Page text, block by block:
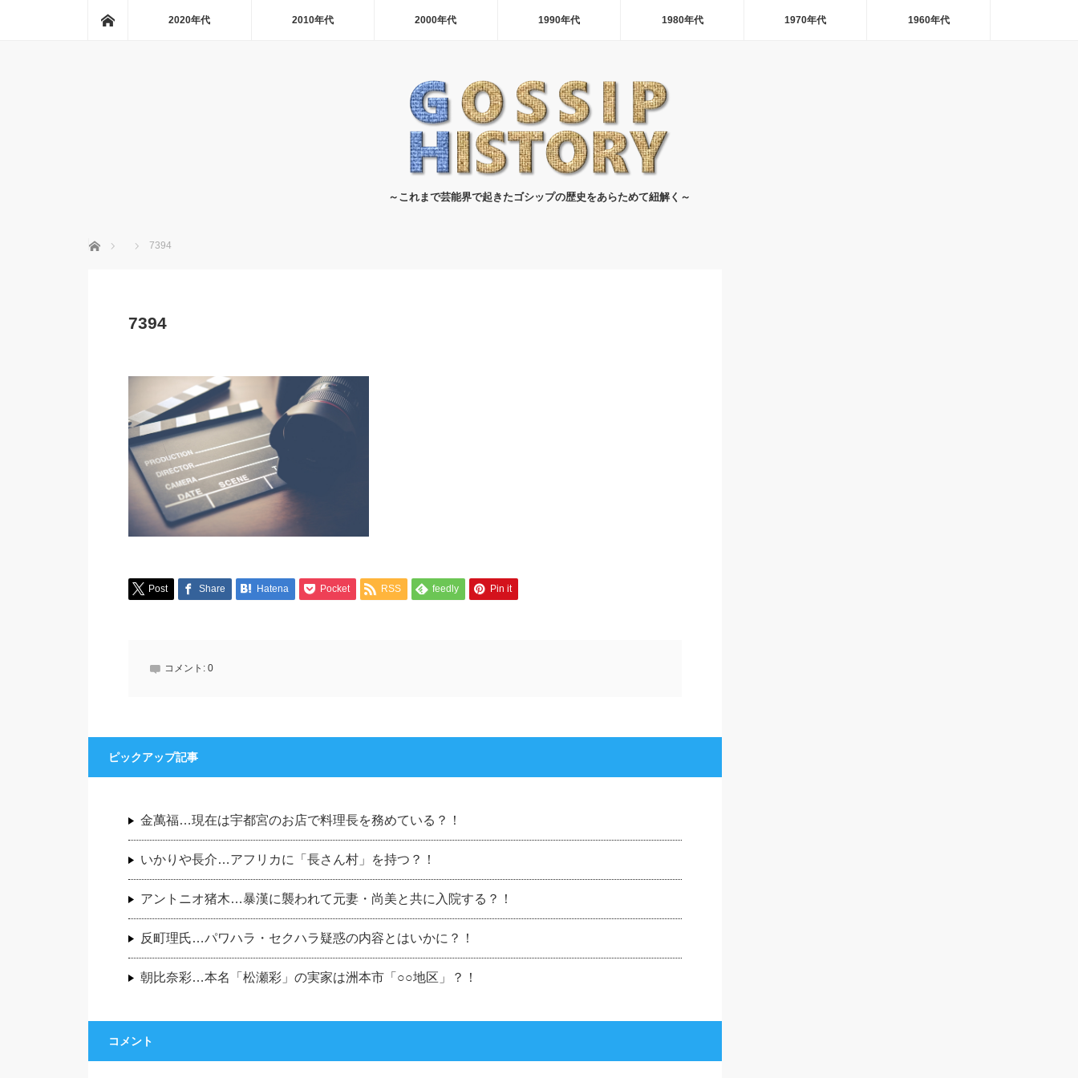
2020年代 2010年代 2000年代 1990年代 1980年代 1970年代 1960年代
～これまで芸能界で起きたゴシップの歴史をあらためて紐解く～
ホーム 7394
7394
Post Share Hatena Pocket RSS feedly Pin it
コメント: 0
ピックアップ記事
金萬福…現在は宇都宮のお店で料理長を務めている？！
いかりや長介…アフリカに「長さん村」を持つ？！
アントニオ猪木…暴漢に襲われて元妻・尚美と共に入院する？！
反町理氏…パワハラ・セクハラ疑惑の内容とはいかに？！
朝比奈彩…本名「松瀬彩」の実家は洲本市「○○地区」？！
コメント